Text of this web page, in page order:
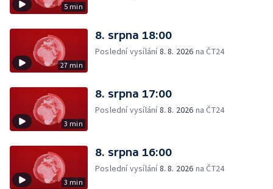
5 min
27 min
8. srpna 18:00
Poslední vysílání8. 8. 2026 na ČT24
3 min
8. srpna 17:00
Poslední vysílání8. 8. 2026 na ČT24
3 min
8. srpna 16:00
Poslední vysílání8. 8. 2026 na ČT24